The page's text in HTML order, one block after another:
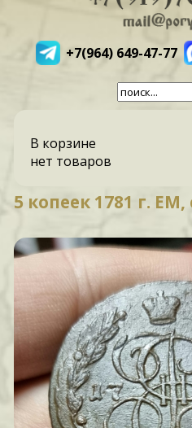
+7(964) 649-47-77
В корзине
нет товаров
5 копеек 1781 г. ЕМ,